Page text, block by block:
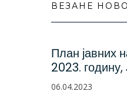
ВЕЗАНЕ
План јавних
2023.
06.04.2023